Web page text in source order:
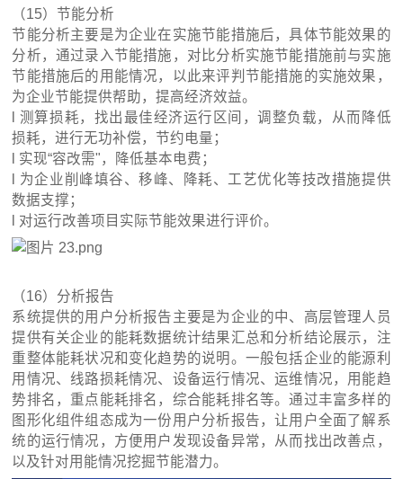
（15）节能分析
节能分析主要是为企业在实施节能措施后，具体节能效果的
分析，通过录入节能措施，对比分析实施节能措施前与实施
节能措施后的用能情况，以此来评判节能措施的实施效果，
为企业节能提供帮助，提高经济效益。
l 测算损耗，找出最佳经济运行区间，调整负载，从而降低
损耗，进行无功补偿，节约电量；
l 实现“容改需"，降低基本电费；
l 为企业削峰填谷、移峰、降耗、工艺优化等技改措施提供
数据支撑；
l 对运行改善项目实际节能效果进行评价。
（16）分析报告
系统提供的用户分析报告主要是为企业的中、高层管理人员
提供有关企业的能耗数据统计结果汇总和分析结论展示，注
重整体能耗状况和变化趋势的说明。一般包括企业的能源利
用情况、线路损耗情况、设备运行情况、运维情况，用能趋
势排名，重点能耗排名，综合能耗排名等。通过丰富多样的
图形化组件组态成为一份用户分析报告，让用户全面了解系
统的运行情况，方便用户发现设备异常，从而找出改善点，
以及针对用能情况挖掘节能潜力。